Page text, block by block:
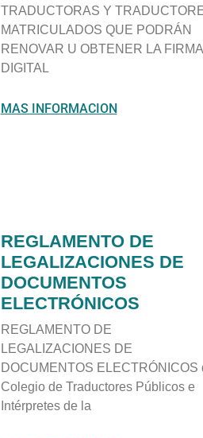
TRADUCTORAS Y
MATRICULADOS QUE PODRÁN
RENOVAR U OBTENER LA FIRMA
DIGITAL
MAS INFORMACION
REGLAMENTO DE
LEGALIZACIONES DE
DOCUMENTOS
ELECTRÓNICOS
REGLAMENTO DE
LEGALIZACIONES DE
DOCUMENTOS ELECTRÓNICOS
Colegio de Traductores Públicos e
Intérpretes de la